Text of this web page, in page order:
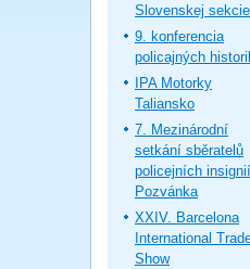
Slovenskej sekcie
9. konferencia
policajných
IPA Motorky
Taliansko
7. Mezinárodní
setkání sběratelů
policejních
Pozvánka
XXIV. Barcelona
International
Show